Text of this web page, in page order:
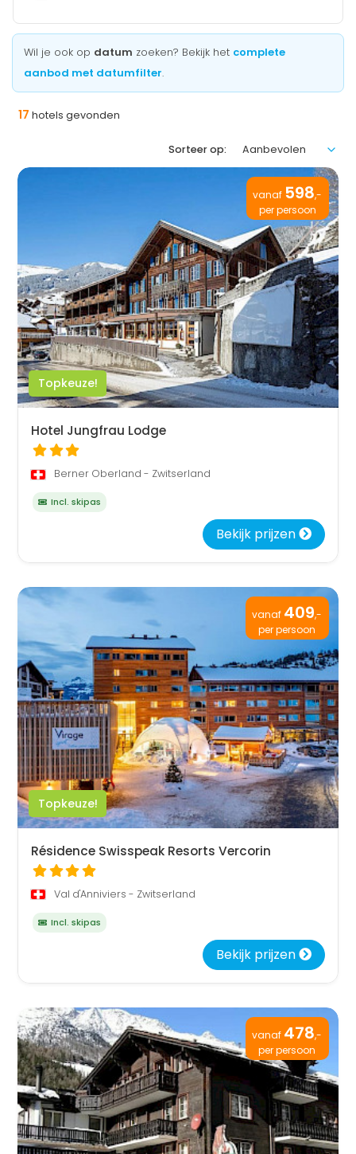
Wil je ook op datum zoeken? Bekijk het complete
aanbod met datumfilter.
17 hotels gevonden
Sorteer op:
vanaf 598,-
per persoon
Topkeuze!
Hotel Jungfrau Lodge
Berner Oberland - Zwitserland
Incl. skipas
Bekijk prijzen
vanaf 409,-
per persoon
Topkeuze!
Résidence Swisspeak Resorts Vercorin
Val d'Anniviers - Zwitserland
Incl. skipas
Bekijk prijzen
vanaf 478,-
per persoon